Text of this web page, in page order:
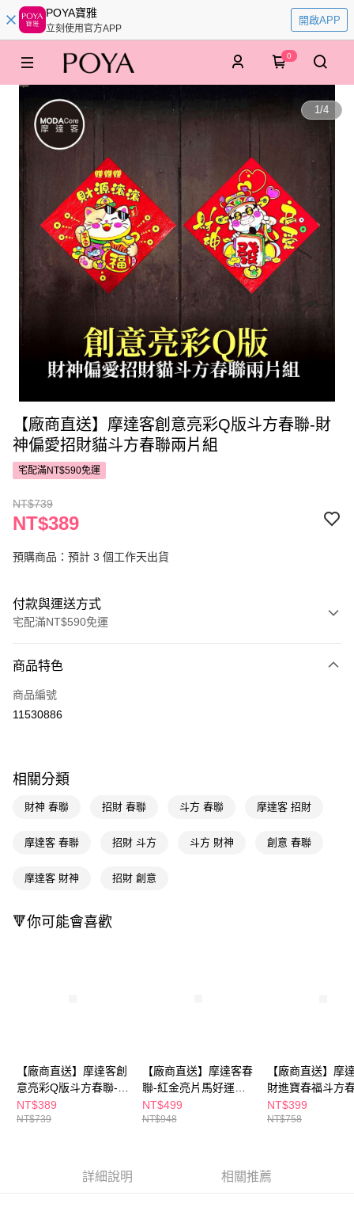
POYA寶雅
立刻使用官方APP
開啟APP
0
1/4
【廠商直送】摩達客創意亮彩Q版斗方春聯-財
神偏愛招財貓斗方春聯兩片組
宅配滿NT$590免運
NT$739
NT$389
預購商品：預計 3 個工作天出貨
付款與運送方式
宅配滿NT$590免運
POYA支付
信用卡一次付款
Google Pay
AFTEE先享後付
【關於「AFTEE先享後付」】
AFTEE先享後付是「在收到商品之後才付款」的支付方式。 讓您購物簡單
３．收到繳費通知簡訊後14天內，點擊此簡訊中的連結，可透過四大超商／
ATM／網路銀行／等多元方式進行付款，方視為交易完成。
※ 請注意：結帳手續完成當下不需立刻繳費，但若您需要取消訂單，請聯絡
購買商品的店家。未經商家同意取消之訂單仍視為有效，需透過AFTEE先享
客戶支援中心」https://netprotections.freshdesk.com/support/home
商品特色
商品編號
11530886
相關分類
財神 春聯 招財 春聯 斗方 春聯 摩達客 招財
摩達客 春聯 招財 斗方 斗方 財神 創意 春聯
摩達客 財神 招財 創意
🔻你可能會喜歡
【廠商直送】摩達客創
意亮彩Q版斗方春聯-八
方來財來福啦斗方春聯
兩片組
NT$389
NT$739
【廠商直送】摩達客春
聯-紅金亮片馬好運奔
騰馬到成-兩片組
NT$499
NT$948
【廠商直送】摩
財進寶春福斗方
貼3片組
NT$399
NT$758
詳細說明 相關推薦